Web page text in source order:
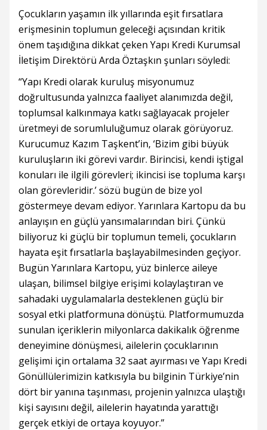
Çocukların yaşamın ilk yıllarında eşit fırsatlara
erişmesinin toplumun geleceği açısından kritik
önem taşıdığına dikkat çeken Yapı Kredi Kurumsal
İletişim Direktörü Arda Öztaşkın şunları söyledi:
“Yapı Kredi olarak kuruluş misyonumuz
doğrultusunda yalnızca faaliyet alanımızda değil,
toplumsal kalkınmaya katkı sağlayacak projeler
üretmeyi de sorumluluğumuz olarak görüyoruz.
Kurucumuz Kazım Taşkent’in, ‘Bizim gibi büyük
kuruluşların iki görevi vardır. Birincisi, kendi iştigal
konuları ile ilgili görevleri; ikincisi ise topluma karşı
olan görevleridir.’ sözü bugün de bize yol
göstermeye devam ediyor. Yarınlara Kartopu da bu
anlayışın en güçlü yansımalarından biri. Çünkü
biliyoruz ki güçlü bir toplumun temeli, çocukların
hayata eşit fırsatlarla başlayabilmesinden geçiyor.
Bugün Yarınlara Kartopu, yüz binlerce aileye
ulaşan, bilimsel bilgiye erişimi kolaylaştıran ve
sahadaki uygulamalarla desteklenen güçlü bir
sosyal etki platformuna dönüştü. Platformumuzda
sunulan içeriklerin milyonlarca dakikalık öğrenme
deneyimine dönüşmesi, ailelerin çocuklarının
gelişimi için ortalama 32 saat ayırması ve Yapı Kredi
Gönüllülerimizin katkısıyla bu bilginin Türkiye’nin
dört bir yanına taşınması, projenin yalnızca ulaştığı
kişi sayısını değil, ailelerin hayatında yarattığı
gerçek etkiyi de ortaya koyuyor.”